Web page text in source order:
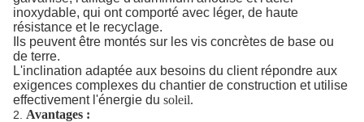
inoxydable, qui ont comporté avec léger, de haute
résistance et le recyclage.
Ils peuvent être montés sur les vis concrètes de base ou
de terre.
L'inclination adaptée aux besoins du client répondre aux
exigences complexes du chantier de construction et utilise
effectivement l'énergie du soleil.
2. Avantages :